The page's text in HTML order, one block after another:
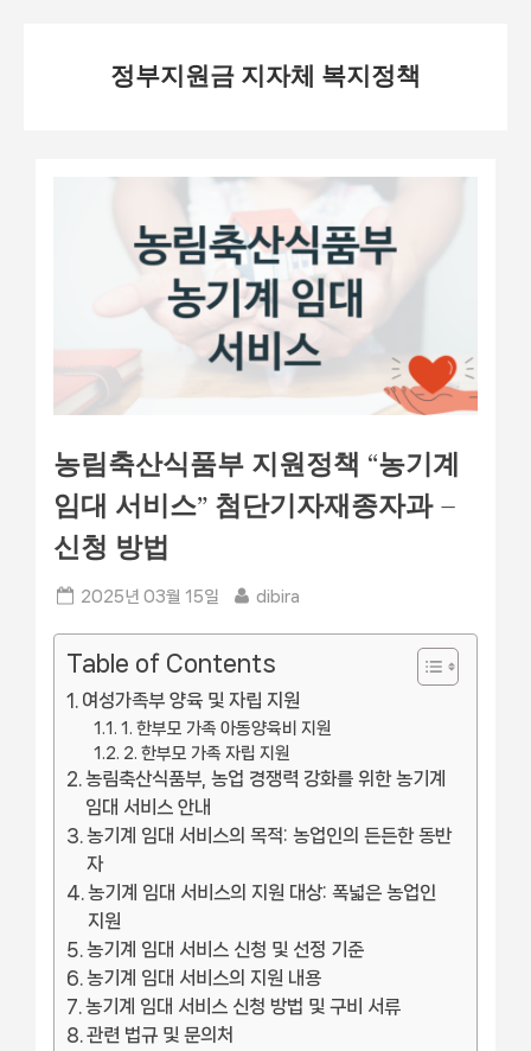
정부지원금 지자체 복지정책
농림축산식품부 지원정책 “농기계
임대 서비스” 첨단기자재종자과 –
신청 방법
Posted
2025년 03월 15일 By
dibira
Table of Contents
여성가족부 양육 및 자립 지원
1. 한부모 가족 아동양육비 지원
2. 한부모 가족 자립 지원
농림축산식품부, 농업 경쟁력 강화를 위한 농기계
임대 서비스 안내
농기계 임대 서비스의 목적: 농업인의 든든한 동반
자
농기계 임대 서비스의 지원 대상: 폭넓은 농업인
지원
농기계 임대 서비스 신청 및 선정 기준
농기계 임대 서비스의 지원 내용
농기계 임대 서비스 신청 방법 및 구비 서류
관련 법규 및 문의처